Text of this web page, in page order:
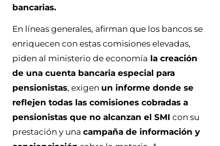
bancarias.
En líneas generales, afirman que los bancos se
enriquecen con estas comisiones elevadas,
piden al ministerio de economía la creación
de una cuenta bancaria especial para
pensionistas, exigen un informe donde se
reflejen todas las comisiones cobradas a
pensionistas que no alcanzan el SMI con su
prestación y una campaña de información y